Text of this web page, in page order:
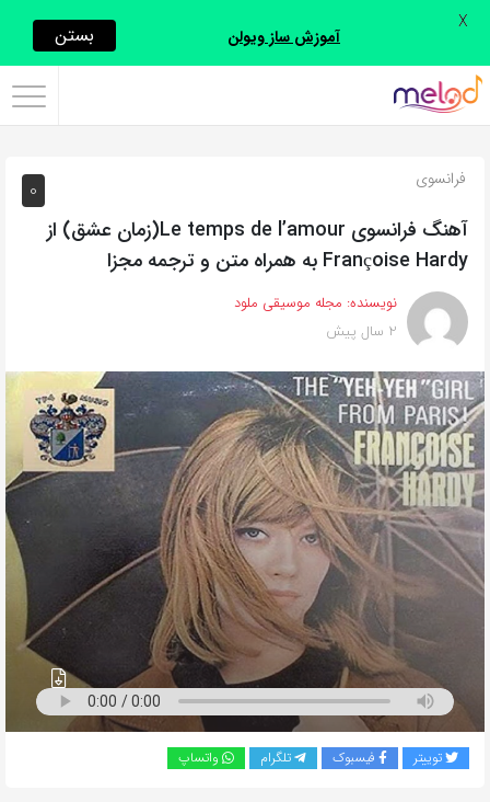
اشتراک
با
روش‌های
زیر
این
صفحه
را
با
دوستان
خود
به
اشتراک
بگذارید.
لینک
0 فرانسوی
آهنگ فرانسوی Le temps de l’amour(زمان عشق) از
Françoise Hardy به همراه متن و ترجمه مجزا
نویسنده: مجله موسیقی ملود
2 سال پیش
توییتر فیسبوک تلگرام واتساپ
آموزش ساز ویولن بستن X